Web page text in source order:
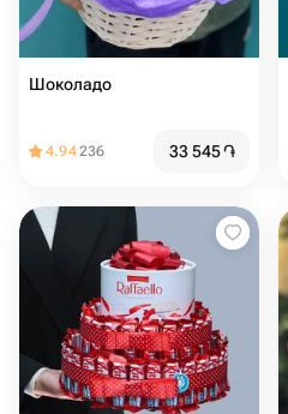
Шоколадо
4.94236 33 545֏